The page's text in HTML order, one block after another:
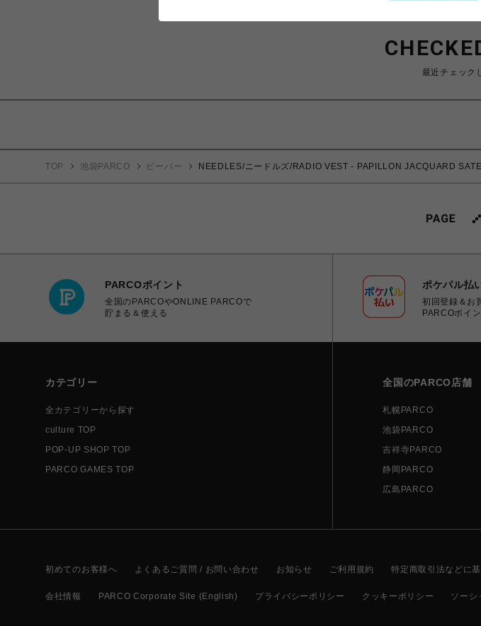
最近チェック
TOP 池袋PARCO ビーバー NEEDLES/ニードルズ/RADIO VEST - PAPILLON JACQUARD
PARCOポイント
全国のPARCOやONLINE PARCOで
貯まる＆使える
ポケパル払
初回登録＆お
PARCOポイ
カテゴリー
全カテゴリーから探す
culture TOP
POP-UP SHOP TOP
PARCO GAMES TOP
全国のPARCO店舗
札幌PARCO
池袋PARCO
吉祥寺PARCO
静岡PARCO
広島PARCO
初めてのお客様へ よくあるご質問 / お問い合わせ お知らせ ご利用規約 特定商取引法などに
会社情報 PARCO Corporate Site (English) プライバシーポリシー クッキーポリシー ソーシ